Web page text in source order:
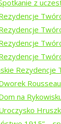
z
Rezydencje
na
2026
2025
2024